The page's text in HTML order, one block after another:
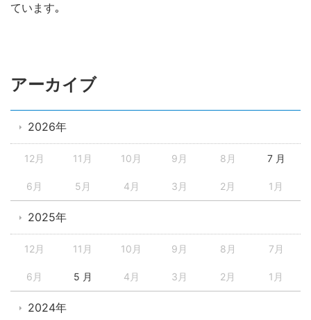
ています｡
アーカイブ
2026年
12月 11月 10月 9月 8月 7 月
6月 5月 4月 3月 2月 1月
2025年
12月 11月 10月 9月 8月 7月
6月 5 月 4月 3月 2月 1月
2024年